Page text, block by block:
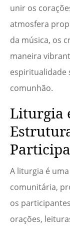
unir os
atmosfera
da música, os
maneira
espiritualidade
comunhão.
Liturgia
A liturgia é
comunitária,
os
orações,